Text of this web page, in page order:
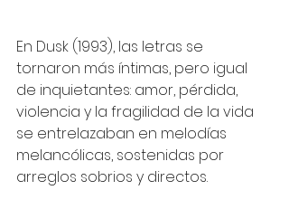
En Dusk (1993), las letras se
tornaron más íntimas, pero igual
de inquietantes: amor, pérdida,
violencia y la fragilidad de la vida
se entrelazaban en melodías
melancólicas, sostenidas por
arreglos sobrios y directos.